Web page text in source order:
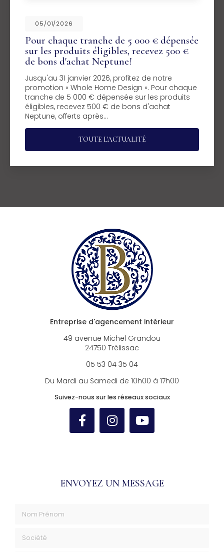
05/01/2026
Pour chaque tranche de 5 000 € dépensée
sur les produits éligibles, recevez 500 €
de bons d'achat Neptune!
Jusqu'au 31 janvier 2026, profitez de notre
promotion « Whole Home Design ». Pour chaque
tranche de 5 000 € dépensée sur les produits
éligibles, recevez 500 € de bons d'achat
Neptune, offerts après…
TOUTE L'ACTUALITÉ
Entreprise d'agencement intérieur
49 avenue Michel Grandou
24750 Trélissac
05 53 04 35 04
Du Mardi au Samedi de 10h00 à 17h00
Suivez-nous sur les réseaux sociaux
ENVOYEZ UN MESSAGE